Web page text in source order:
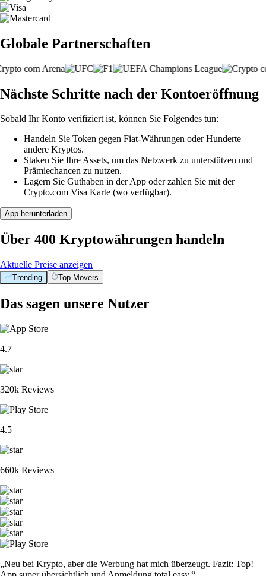
Globale Partnerschaften
Nächste Schritte nach der Kontoeröffnung
Sobald Ihr Konto verifiziert ist, können Sie Folgendes tun:
Handeln Sie Token gegen Fiat-Währungen oder Hunderte
andere Kryptos.
Staken Sie Ihre Assets, um das Netzwerk zu unterstützen und
Prämiechancen zu nutzen.
Lagern Sie Guthaben in der App oder zahlen Sie mit der
Crypto.com Visa Karte (wo verfügbar).
App herunterladen
Über 400 Kryptowährungen handeln
Aktuelle Preise anzeigen
Trending Top Movers
Das sagen unsere Nutzer
4.7
320k Reviews
4.5
660k Reviews
„Neu bei Krypto, aber die Werbung hat mich überzeugt. Fazit: Top!